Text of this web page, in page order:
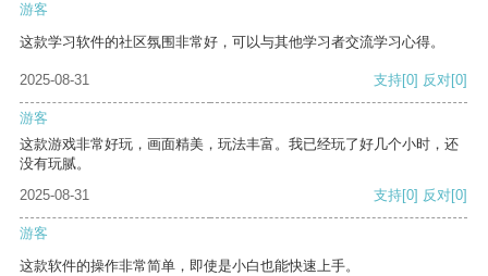
游客
这款学习软件的社区氛围非常好，可以与其他学习者交流学习心得。
2025-08-31 支持[0] 反对[0]
游客
这款游戏非常好玩，画面精美，玩法丰富。我已经玩了好几个小时，还
没有玩腻。
2025-08-31
支持[0] 反对[0]
游客
这款软件的操作非常简单，即使是小白也能快速上手。